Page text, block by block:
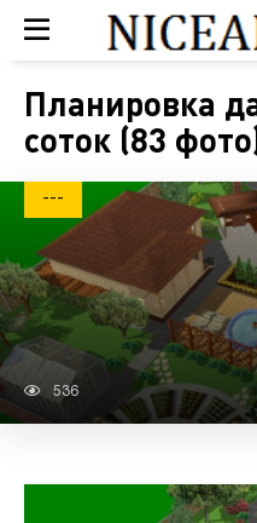
Планировка
соток (83
---
536